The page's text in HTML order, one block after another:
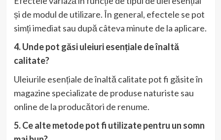
și de modul de utilizare. În general, efectele se pot
simți imediat sau după câteva minute de la aplicare.
4. Unde pot găsi uleiuri esențiale de înaltă
calitate?
Uleiurile esențiale de înaltă calitate pot fi găsite în
magazine specializate de produse naturiste sau
online de la producători de renume.
5. Ce alte metode pot fi utilizate pentru un somn